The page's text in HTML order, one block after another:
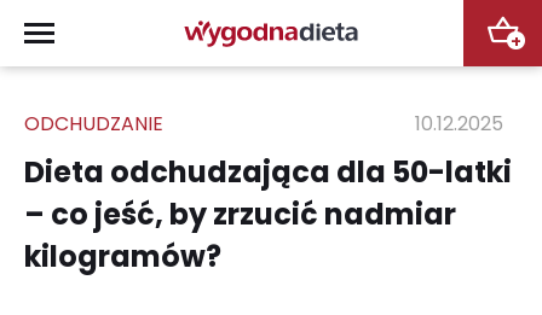
+
ODCHUDZANIE 10.12.2025
Dieta odchudzająca dla 50-latki
– co jeść, by zrzucić nadmiar
kilogramów?